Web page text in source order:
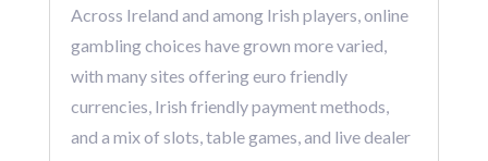
Across Ireland and among Irish players, online
gambling choices have grown more varied,
with many sites offering euro friendly
currencies, Irish friendly payment methods,
and a mix of slots, table games, and live dealer